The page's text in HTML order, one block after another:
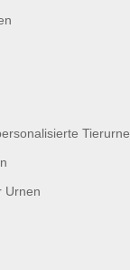
Tierurne
Urnen